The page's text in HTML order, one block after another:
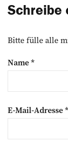
Schreibe
Bitte fülle alle
Name*
E-Mail-Adresse*